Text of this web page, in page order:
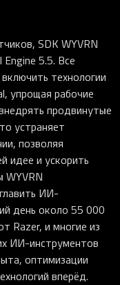
SDK WYVRN
Engine 5.5. Все
технологии
упрощая рабочие
продвинутые
устраняет
позволяя
идее и ускорить
WYVRN
ИИ-
день около 55 000
Razer, и многие из
ИИ-инструментов
оптимизации
вперёд.